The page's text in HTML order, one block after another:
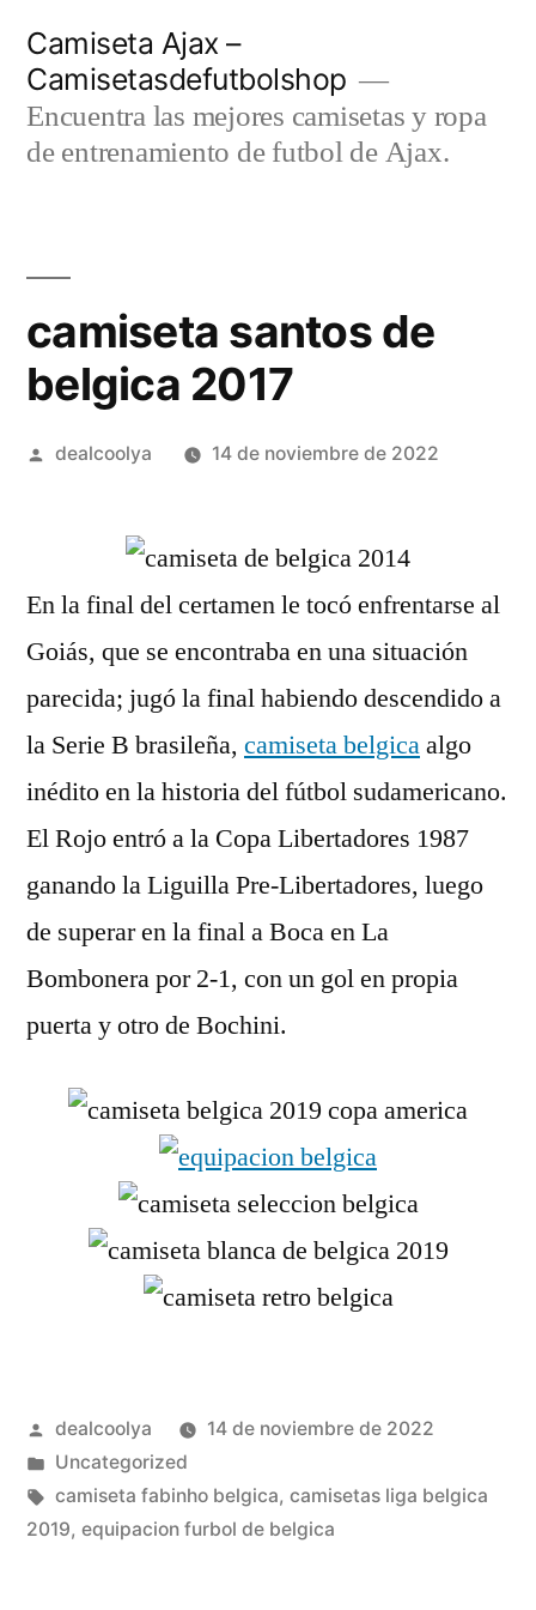
contenido
Camiseta Ajax –
Camisetasdefutbolshop
Encuentra las mejores camisetas y ropa
de entrenamiento de futbol de Ajax.
camiseta santos de
belgica 2017
Publicado
dealcoolya 14 de noviembre de 2022
En la final del certamen le tocó enfrentarse al
Goiás, que se encontraba en una situación
parecida; jugó la final habiendo descendido a
la Serie B brasileña, camiseta belgicaalgo
inédito en la historia del fútbol sudamericano.
El Rojo entró a la Copa Libertadores 1987
ganando la Liguilla Pre-Libertadores, luego
de superar en la final a Boca en La
Bombonera por 2-1, con un gol en propia
puerta y otro de Bochini.
Publicado
por
dealcoolya
14 de noviembre de 2022
Publicado
en
Uncategorized
Etiquetas:
camiseta fabinho belgica, camisetas liga belgica
2019, equipacion furbol de belgica